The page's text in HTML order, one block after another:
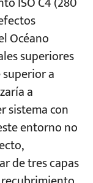
Océano
superiores
a
a
sistema con
entorno no
de tres capas